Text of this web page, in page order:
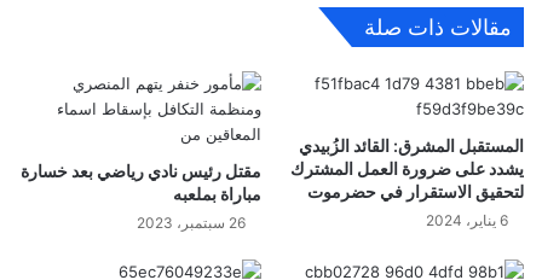
مقالات ذات صلة
المستقبل المشرق: القائد الزُبيدي
يشدد على ضرورة العمل المشترك
لتحقيق الاستقرار في حضرموت
6 يناير، 2024
مقتل رئيس نادي رياضي بعد خسارة
مباراة بملعبه
26 سبتمبر، 2023